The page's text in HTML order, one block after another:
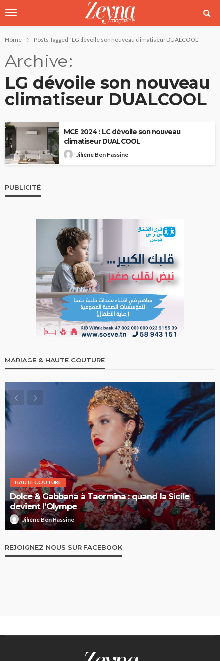
Home Posts Tagged "LG dévoile son nouveau climatiseur DUALCOOL"
Archive
LG dévoile son nouveau
climatiseur DUALCOOL
MCE 2024 : LG dévoile son nouveau
climatiseur DUALCOOL
Jihène Ben Hassine
PUBLICITÉ
MARIAGE & HAUTE COUTURE
HAUTE COUTURE
Dolce & Gabbana à Taormina : quand la Sicile
devient l’Olympe
Jihène Ben Hassine
REJOIGNEZ NOUS SUR FACEBOOK